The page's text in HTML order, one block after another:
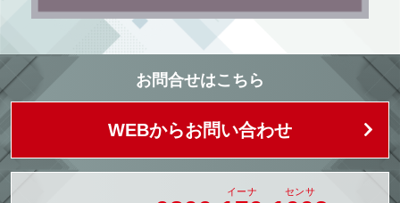
お問合せはこちら
WEBからお問い合わせ